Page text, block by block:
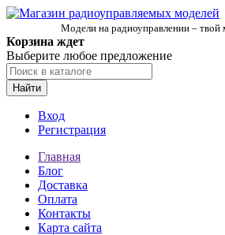
Модели на радиоуправлении – твой
Корзина ждет
Выберите любое предложение
Найти
Вход
Регистрация
Главная
Блог
Доставка
Оплата
Контакты
Карта сайта